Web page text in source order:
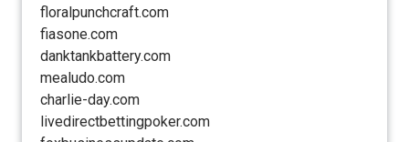
floralpunchcraft.com
fiasone.com
danktankbattery.com
mealudo.com
charlie-day.com
livedirectbettingpoker.com